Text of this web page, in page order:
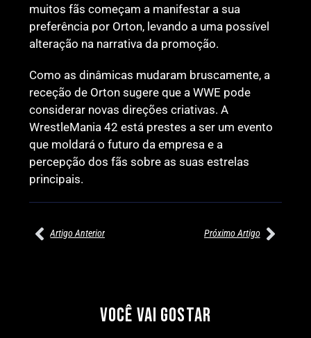
muitos fãs começam a manifestar a sua
preferência por Orton, levando a uma possível
alteração na narrativa da promoção.
Como as dinâmicas mudaram bruscamente, a
receção de Orton sugere que a WWE pode
considerar novas direções criativas. A
WrestleMania 42 está prestes a ser um evento
que moldará o futuro da empresa e a
percepção dos fãs sobre as suas estrelas
principais.
Artigo Anterior Próximo Artigo
VOCÊ VAI GOSTAR
SEGMENTOS A NÃO PERDER
Por exclusivewrestling
MUNDIAL FEMININO NA AEW
REDEMPTION
Por exclusivewrestling